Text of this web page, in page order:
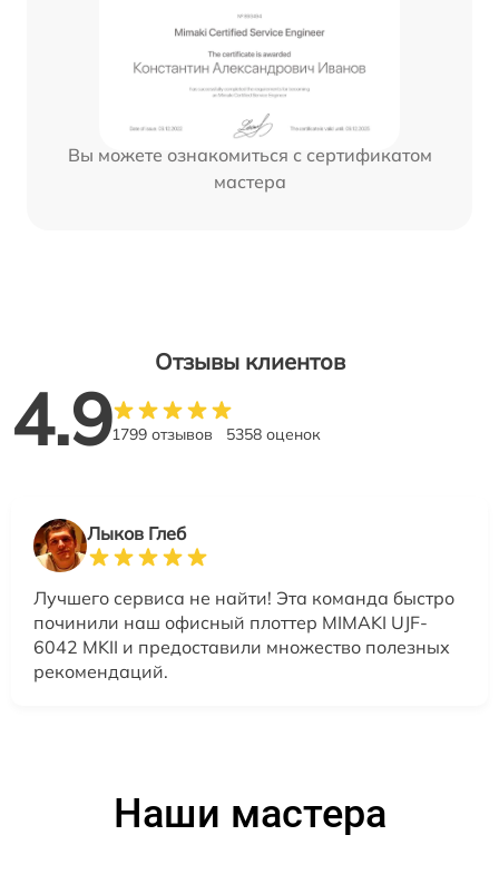
Вы можете ознакомиться с сертификатом
мастера
Отзывы клиентов
4.91799 отзывов 5358 оценок
Лыков Глеб
Лучшего сервиса не найти! Эта команда быстро
починили наш офисный плоттер MIMAKI UJF-
6042 MKII и предоставили множество полезных
рекомендаций.
Наши мастера